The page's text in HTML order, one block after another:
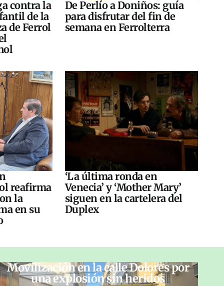
contra la
de la
de Ferrol
De Perlío a Doniños: guía
para disfrutar del fin de
semana en Ferrolterra
reafirma
la
en su
‘La última ronda en
Venecia’ y ‘Mother Mary’
siguen en la cartelera del
Duplex
Movilización en la calle Dolores por
una explosión sin heridos